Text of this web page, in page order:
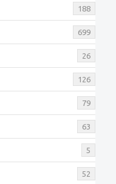
188
699
26
126
79
63
5
52